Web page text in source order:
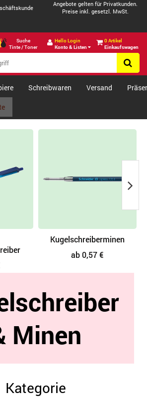
Angebote gelten für Privatkunden.
Preise inkl. gesetzl. MwSt.
Suche
Tinte / Toner
Hello Login
Konto & Listen
0 Artikel
Einkaufswagen
Schreibwaren Versand
Kugelschreiberminen
ab 0,57 €
Minen
Kategorie